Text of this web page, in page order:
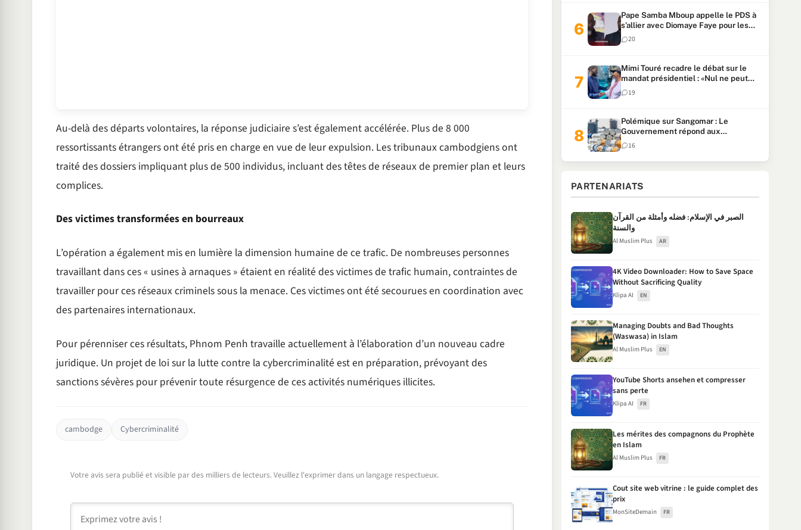
Au-delà des départs volontaires, la réponse judiciaire s’est également accélérée. Plus de 8 000
ressortissants étrangers ont été pris en charge en vue de leur expulsion. Les tribunaux cambodgiens ont
traité des dossiers impliquant plus de 500 individus, incluant des têtes de réseaux de premier plan et leurs
complices.
Des victimes transformées en bourreaux
L’opération a également mis en lumière la dimension humaine de ce trafic. De nombreuses personnes
travaillant dans ces « usines à arnaques » étaient en réalité des victimes de trafic humain, contraintes de
travailler pour ces réseaux criminels sous la menace. Ces victimes ont été secourues en coordination avec
des partenaires internationaux.
Pour pérenniser ces résultats, Phnom Penh travaille actuellement à l’élaboration d’un nouveau cadre
juridique. Un projet de loi sur la lutte contre la cybercriminalité est en préparation, prévoyant des
sanctions sévères pour prévenir toute résurgence de ces activités numériques illicites.
cambodge Cybercriminalité
Votre avis sera publié et visible par des milliers de lecteurs. Veuillez l'exprimer dans un langage respectueux.
Pape Samba Mboup appelle le PDS à
s’allier avec Diomaye Faye pour les
locales et tacle Sonko
20
Mimi Touré recadre le débat sur le
mandat présidentiel : «Nul ne peut
faire plus de deux mandats
consécutifs de 5 ans»
19
Polémique sur Sangomar : Le
Gouvernement répond aux
accusations et clarifie le partage des
milliards
16
PARTENARIATS
الصبر في الإسلام: فضله وأمثلة من القرآن
والسنة
Al Muslim Plus AR
4K Video Downloader: How to Save Space
Without Sacrificing Quality
Klipa AI EN
Managing Doubts and Bad Thoughts
(Waswasa) in Islam
Al Muslim Plus EN
YouTube Shorts ansehen et compresser
sans perte
Klipa AI FR
Les mérites des compagnons du Prophète
en Islam
Al Muslim Plus FR
Cout site web vitrine : le guide complet des
prix
MonSiteDemain FR